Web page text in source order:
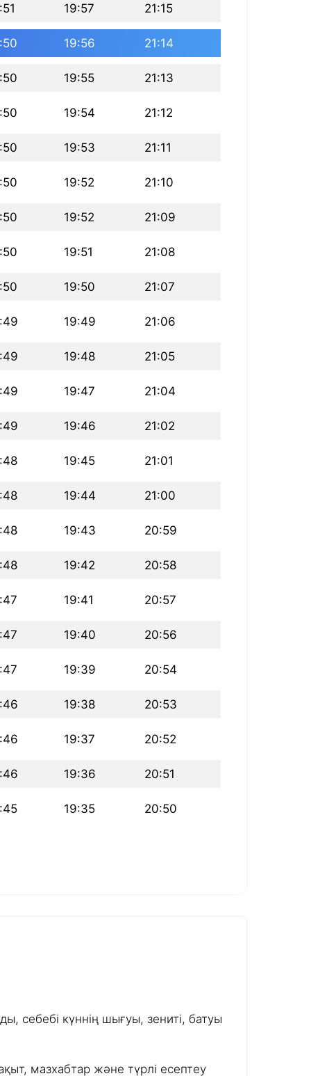
19:57 21:15
19:56 21:14
19:55 21:13
19:54 21:12
19:53 21:11
19:52 21:10
19:52 21:09
19:51 21:08
19:50 21:07
19:49 21:06
19:48 21:05
19:47 21:04
19:46 21:02
19:45 21:01
19:44 21:00
19:43 20:59
19:42 20:58
19:41 20:57
19:40 20:56
19:39 20:54
19:38 20:53
19:37 20:52
19:36 20:51
19:35 20:50
себебі күннің шығуы, зениті, батуы
мазхабтар және түрлі есептеу